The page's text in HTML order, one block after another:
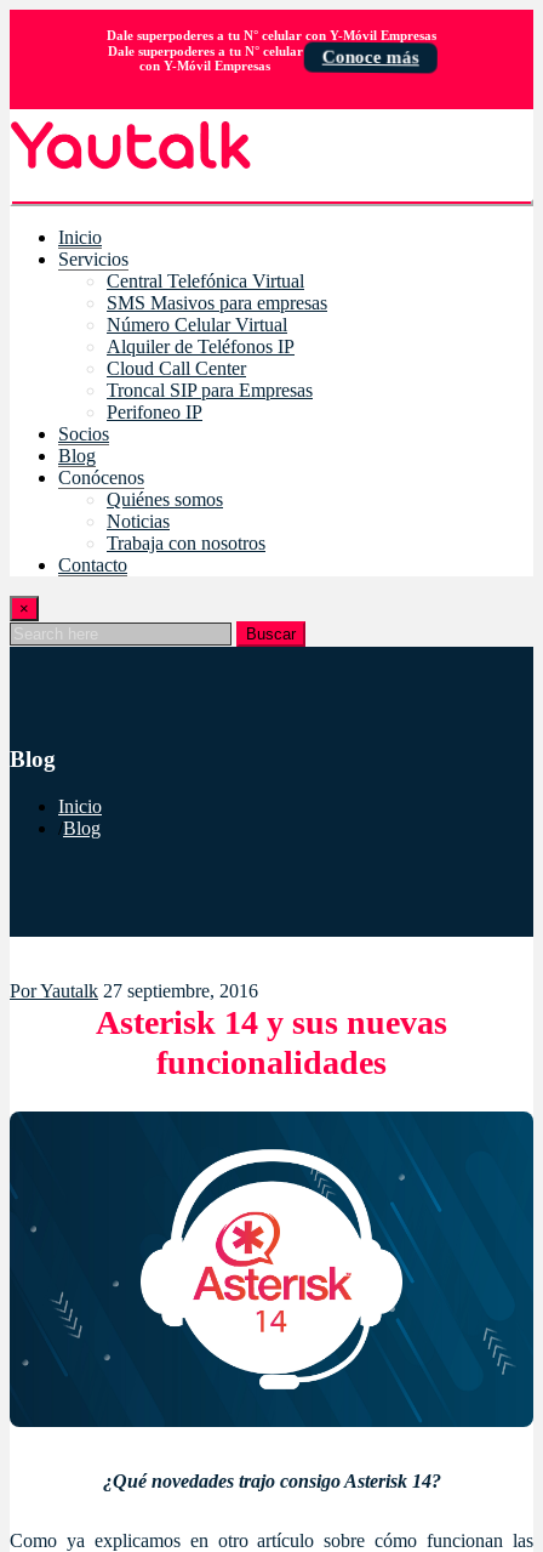
Dale superpoderes a tu N° celular con Y-Móvil Empresas
Dale superpoderes a tu N° celular
con Y-Móvil Empresas
Conoce más
Inicio
Servicios
Central Telefónica Virtual
SMS Masivos para empresas
Número Celular Virtual
Alquiler de Teléfonos IP
Cloud Call Center
Troncal SIP para Empresas
Perifoneo IP
Socios
Blog
Conócenos
Quiénes somos
Noticias
Trabaja con nosotros
Contacto
×
Buscar
Blog
Inicio
Blog
PorYautalk 27 septiembre, 2016
Asterisk 14 y sus nuevas
funcionalidades
¿Qué novedades trajo consigo Asterisk 14?
Como ya explicamos en otro artículo sobre cómo funcionan las